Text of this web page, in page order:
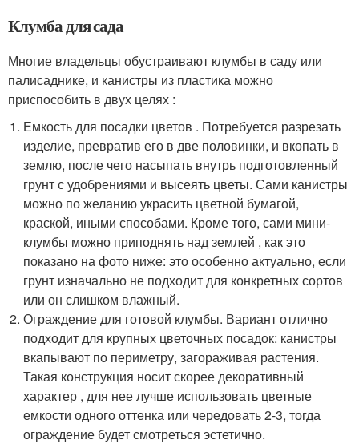
Клумба для сада
Многие владельцы обустраивают клумбы в саду или
палисаднике, и канистры из пластика можно
приспособить в двух целях :
Емкость для посадки цветов . Потребуется разрезать
изделие, превратив его в две половинки, и вкопать в
землю, после чего насыпать внутрь подготовленный
грунт с удобрениями и высеять цветы. Сами канистры
можно по желанию украсить цветной бумагой,
краской, иными способами. Кроме того, сами мини-
клумбы можно приподнять над землей , как это
показано на фото ниже: это особенно актуально, если
грунт изначально не подходит для конкретных сортов
или он слишком влажный.
Ограждение для готовой клумбы. Вариант отлично
подходит для крупных цветочных посадок: канистры
вкапывают по периметру, загораживая растения.
Такая конструкция носит скорее декоративный
характер , для нее лучше использовать цветные
емкости одного оттенка или чередовать 2-3, тогда
ограждение будет смотреться эстетично.